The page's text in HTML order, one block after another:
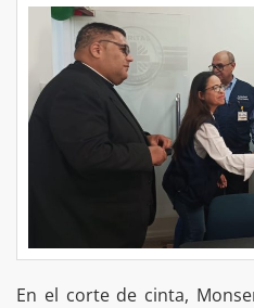
En el corte de cinta,